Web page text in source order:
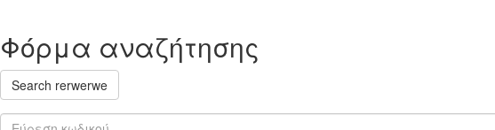
Φόρμα αναζήτησης
Search rerwerwe